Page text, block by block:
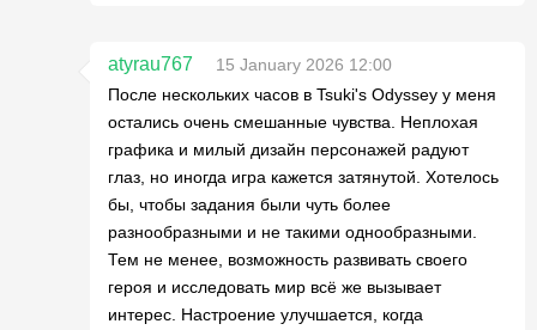
atyrau767
15 January 2026 12:00
После нескольких часов в Tsuki's Odyssey у меня
остались очень смешанные чувства. Неплохая
графика и милый дизайн персонажей радуют
глаз, но иногда игра кажется затянутой. Хотелось
бы, чтобы задания были чуть более
разнообразными и не такими однообразными.
Тем не менее, возможность развивать своего
героя и исследовать мир всё же вызывает
интерес. Настроение улучшается, когда